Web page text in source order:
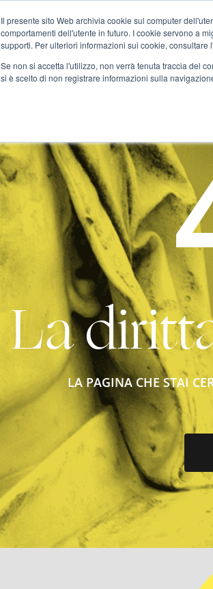
Il presente sito Web archivia cookie sul computer
comportamenti dell'utente in futuro. I cookie servono a
supporti. Per ulteriori informazioni sui cookie, consultare
Se non si accetta l'utilizzo, non verrà tenuta traccia del
si è scelto di non registrare informazioni sulla
MENU Corsi
La
LA PAGINA CHE STAI